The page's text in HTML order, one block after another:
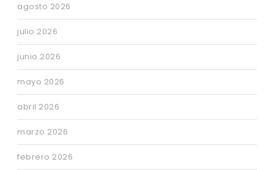
agosto 2026
julio 2026
junio 2026
mayo 2026
abril 2026
marzo 2026
febrero 2026